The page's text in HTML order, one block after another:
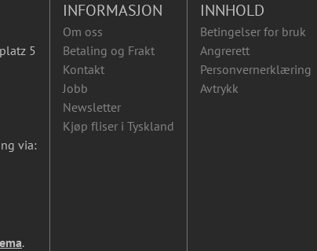
5
via:
.
INFORMASJON
Om oss
Betaling og Frakt
Kontakt
Jobb
Newsletter
Kjøp fliser i Tyskland
INNHOLD
Betingelser for bruk
Angrerett
Personvernerklæring
Avtrykk